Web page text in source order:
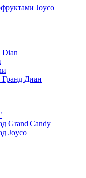
Joyco
Dian
Диан
Grand Candy
Joyco